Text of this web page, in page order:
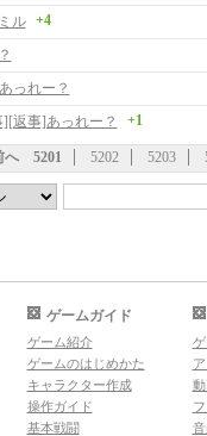
ル +4
っれー？
][返事]あっれー？
+1
へ 5201 5202 5203
ゲームガイド
ゲーム紹介
ゲームのはじめかた
キャラクター作成
操作ガイド
基本戦闘